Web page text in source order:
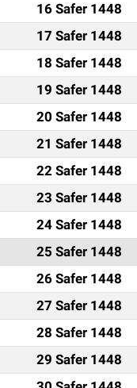
16 Safer 1448
17 Safer 1448
18 Safer 1448
19 Safer 1448
20 Safer 1448
21 Safer 1448
22 Safer 1448
23 Safer 1448
24 Safer 1448
25 Safer 1448
26 Safer 1448
27 Safer 1448
28 Safer 1448
29 Safer 1448